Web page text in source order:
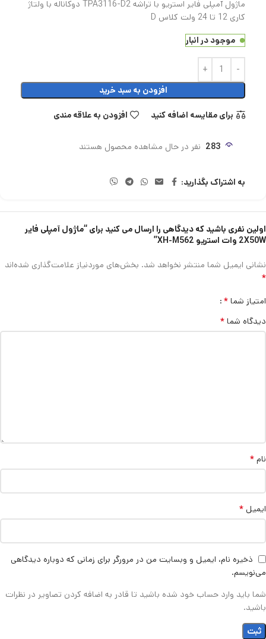
ماژول آمپلی فایر استریو با تراشه TPA3116-D2 دوکاناله با ولتاژ
کاری 12 تا 24 ولت کلاس D
موجود در انبار
افزودن به سبد خرید
برای مقایسه اضافه کنید افزودن به علاقه مندی
283 نفر در حال مشاهده محصول هستند
به اشتراک بگذارید:
اولین نفری باشید که دیدگاهی را ارسال می کنید برای “ماژول آمپلی فایر
2X50W وات استریو XH-M562”
نشانی ایمیل شما منتشر نخواهد شد. بخش‌های موردنیاز علامت‌گذاری شده‌اند
*
امتیاز شما *
دیدگاه شما *
نام *
ایمیل *
ذخیره نام، ایمیل و وبسایت من در مرورگر برای زمانی که دوباره دیدگاهی
می‌نویسم.
شما باید وارد حساب خود شده باشید تا قادر به اضافه کردن تصاویر در نظرات
باشید.